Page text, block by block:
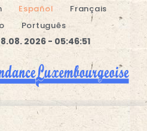
Español
Français
Português
2026 - 05:46:51